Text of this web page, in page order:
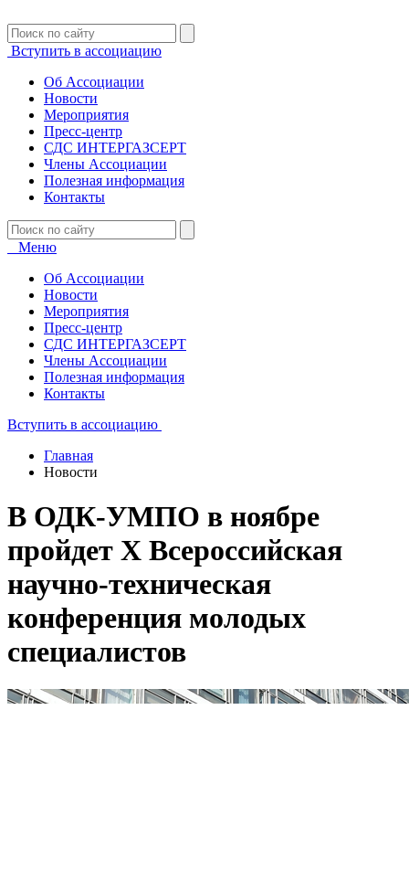
Вступить в ассоциацию
Об Ассоциации
Новости
Мероприятия
Пресс-центр
СДС ИНТЕРГАЗСЕРТ
Члены Ассоциации
Полезная информация
Контакты
Меню
Об Ассоциации
Новости
Мероприятия
Пресс-центр
СДС ИНТЕРГАЗСЕРТ
Члены Ассоциации
Полезная информация
Контакты
Вступить в ассоциацию
Главная
Новости
В ОДК-УМПО в ноябре
пройдет X Всероссийская
научно-техническая
конференция молодых
специалистов